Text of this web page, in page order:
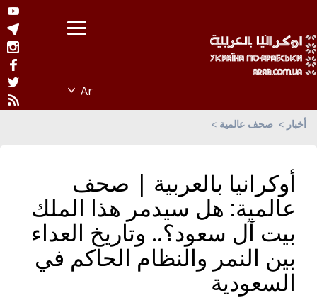
أخبار صحف عالمية
أوكرانيا بالعربية | صحف
عالمية: هل سيدمر هذا الملك
بيت آل سعود؟.. وتاريخ العداء
بين النمر والنظام الحاكم في
السعودية